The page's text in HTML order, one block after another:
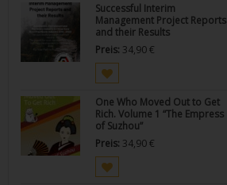
Successful Interim
Management Project Reports
and their Results
Preis: 34,90€
One Who Moved Out to Get
Rich. Volume 1 “The Empress
of Suzhou”
Preis: 34,90€